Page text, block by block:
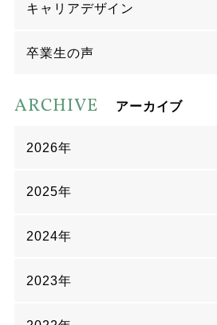
キャリアデザイン
卒業生の声
ARCHIVE アーカイブ
2026年
2025年
2024年
2023年